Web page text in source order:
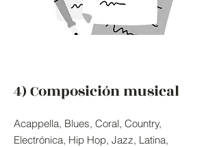
4) Composición musical
Acappella, Blues, Coral, Country,
Electrónica, Hip Hop, Jazz, Latina,